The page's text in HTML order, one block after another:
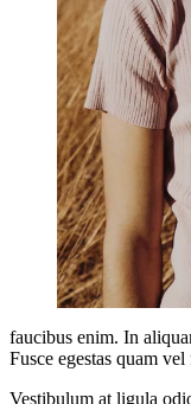
faucibus enim. In
Fusce egestas quam
Vestibulum at ligula